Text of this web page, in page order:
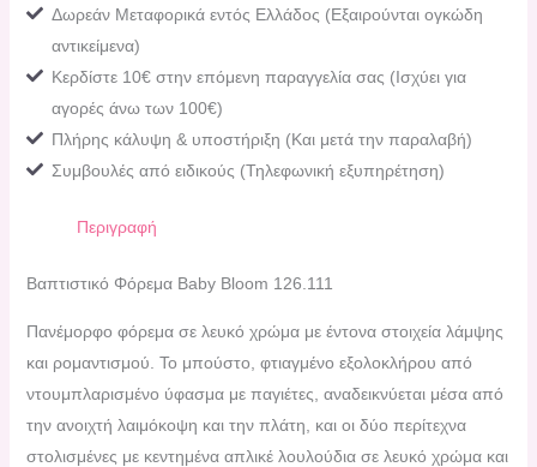
Δωρεάν Μεταφορικά εντός Ελλάδος (Εξαιρούνται ογκώδη
αντικείμενα)
Κερδίστε 10€ στην επόμενη παραγγελία σας (Ισχύει για
αγορές άνω των 100€)
Πλήρης κάλυψη & υποστήριξη (Και μετά την παραλαβή)
Συμβουλές από ειδικούς (Τηλεφωνική εξυπηρέτηση)
Περιγραφή
Βαπτιστικό Φόρεμα Baby Bloom 126.111
Πανέμορφο φόρεμα σε λευκό χρώμα με έντονα στοιχεία λάμψης
και ρομαντισμού. Το μπούστο, φτιαγμένο εξολοκλήρου από
ντουμπλαρισμένο ύφασμα με παγιέτες, αναδεικνύεται μέσα από
την ανοιχτή λαιμόκοψη και την πλάτη, και οι δύο περίτεχνα
στολισμένες με κεντημένα απλικέ λουλούδια σε λευκό χρώμα και